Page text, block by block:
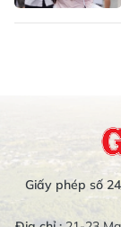
Giấy phép số